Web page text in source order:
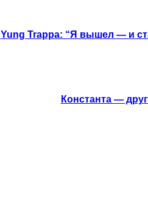
Yung Trappa: “Я вышел — и
Константа —